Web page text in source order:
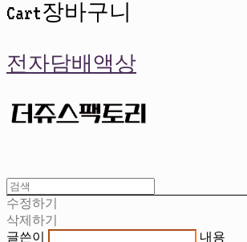
Cart장바구니
전자담배액상
수정하기
삭제하기
글쓴이
내용